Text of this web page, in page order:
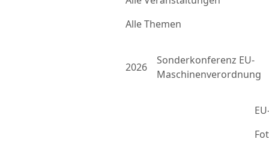
Alle Themen
2026
Sonderkonferenz EU-
Maschinenverordnung